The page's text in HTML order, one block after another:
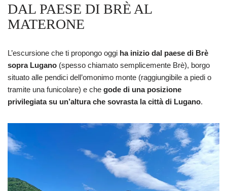
DAL PAESE DI BRÈ AL
MATERONE
L’escursione che ti propongo oggi ha inizio dal paese di Brè
sopra Lugano (spesso chiamato semplicemente Brè), borgo
situato alle pendici dell’omonimo monte (raggiungibile a piedi o
tramite una funicolare) e che gode di una posizione
privilegiata su un’altura che sovrasta la città di Lugano.